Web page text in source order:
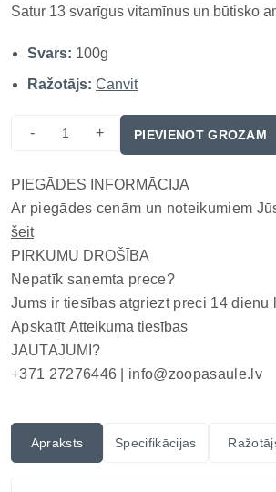
Satur 13 svarīgus vitamīnus un būtisko
Papildināts ar lecitīnu smadzeņu
Svars: 100g
Ražotājs: Canvit
- + PIEVIENOT GROZAM
PIEGĀDES INFORMĀCIJA
Ar piegādes cenām un noteikumiem
šeit
PIRKUMU DROŠĪBA
Nepatīk saņemta prece?
Jums ir tiesības atgriezt preci 14 dienu
Apskatīt Atteikuma tiesības
JAUTĀJUMI?
+371 27276446 | info@zoopasaule.lv
Apraksts Specifikācijas